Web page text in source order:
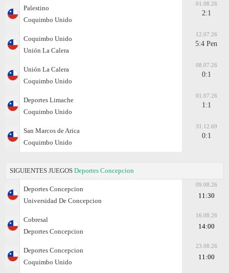
Palestino
Coquimbo Unido
01.08.26
2:1
Coquimbo Unido
Unión La Calera
12.07.26
5:4 Pen
Unión La Calera
Coquimbo Unido
08.07.26
0:1
Deportes Limache
Coquimbo Unido
01.07.26
1:1
San Marcos de Arica
Coquimbo Unido
31.12.69
0:1
SIGUIENTES JUEGOS Deportes Concepcion
Deportes Concepcion
Universidad De Concepcion
09.08.26
11:30
Cobresal
Deportes Concepcion
16.08.26
14:00
Deportes Concepcion
Coquimbo Unido
23.08.26
11:00